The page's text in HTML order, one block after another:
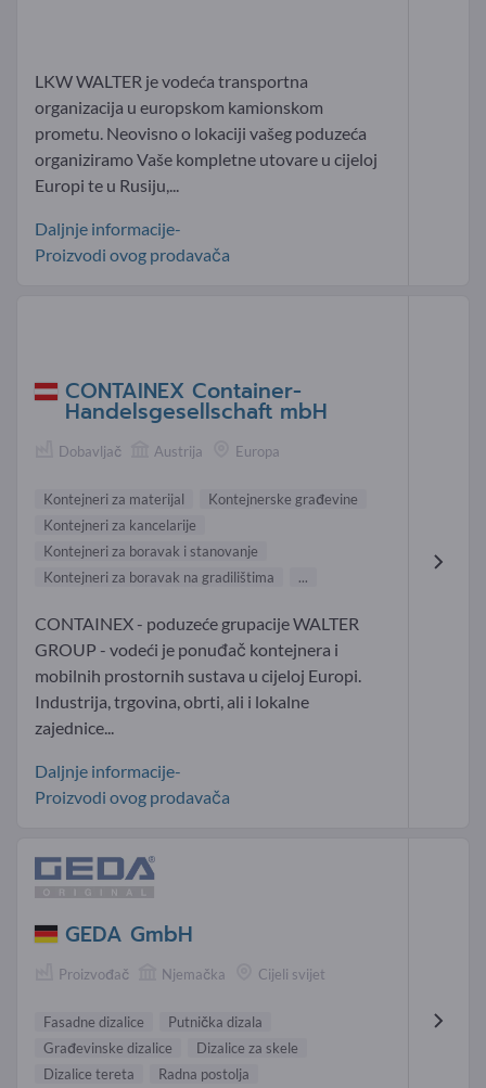
LKW WALTER je vodeća transportna
organizacija u europskom kamionskom
prometu. Neovisno o lokaciji vašeg poduzeća
organiziramo Vaše kompletne utovare u cijeloj
Europi te u Rusiju,...
Daljnje informacije-
Proizvodi ovog prodavača
CONTAINEX Container-
Handelsgesellschaft mbH
Dobavljač Austrija Europa
Kontejneri za materijal
Kontejnerske građevine
Kontejneri za kancelarije
Kontejneri za boravak i stanovanje
Kontejneri za boravak na gradilištima
...
CONTAINEX - poduzeće grupacije WALTER
GROUP - vodeći je ponuđač kontejnera i
mobilnih prostornih sustava u cijeloj Europi.
Industrija, trgovina, obrti, ali i lokalne
zajednice...
Daljnje informacije-
Proizvodi ovog prodavača
GEDA GmbH
Proizvođač Njemačka Cijeli svijet
Fasadne dizalice
Putnička dizala
Građevinske dizalice
Dizalice za skele
Dizalice tereta
Radna postolja